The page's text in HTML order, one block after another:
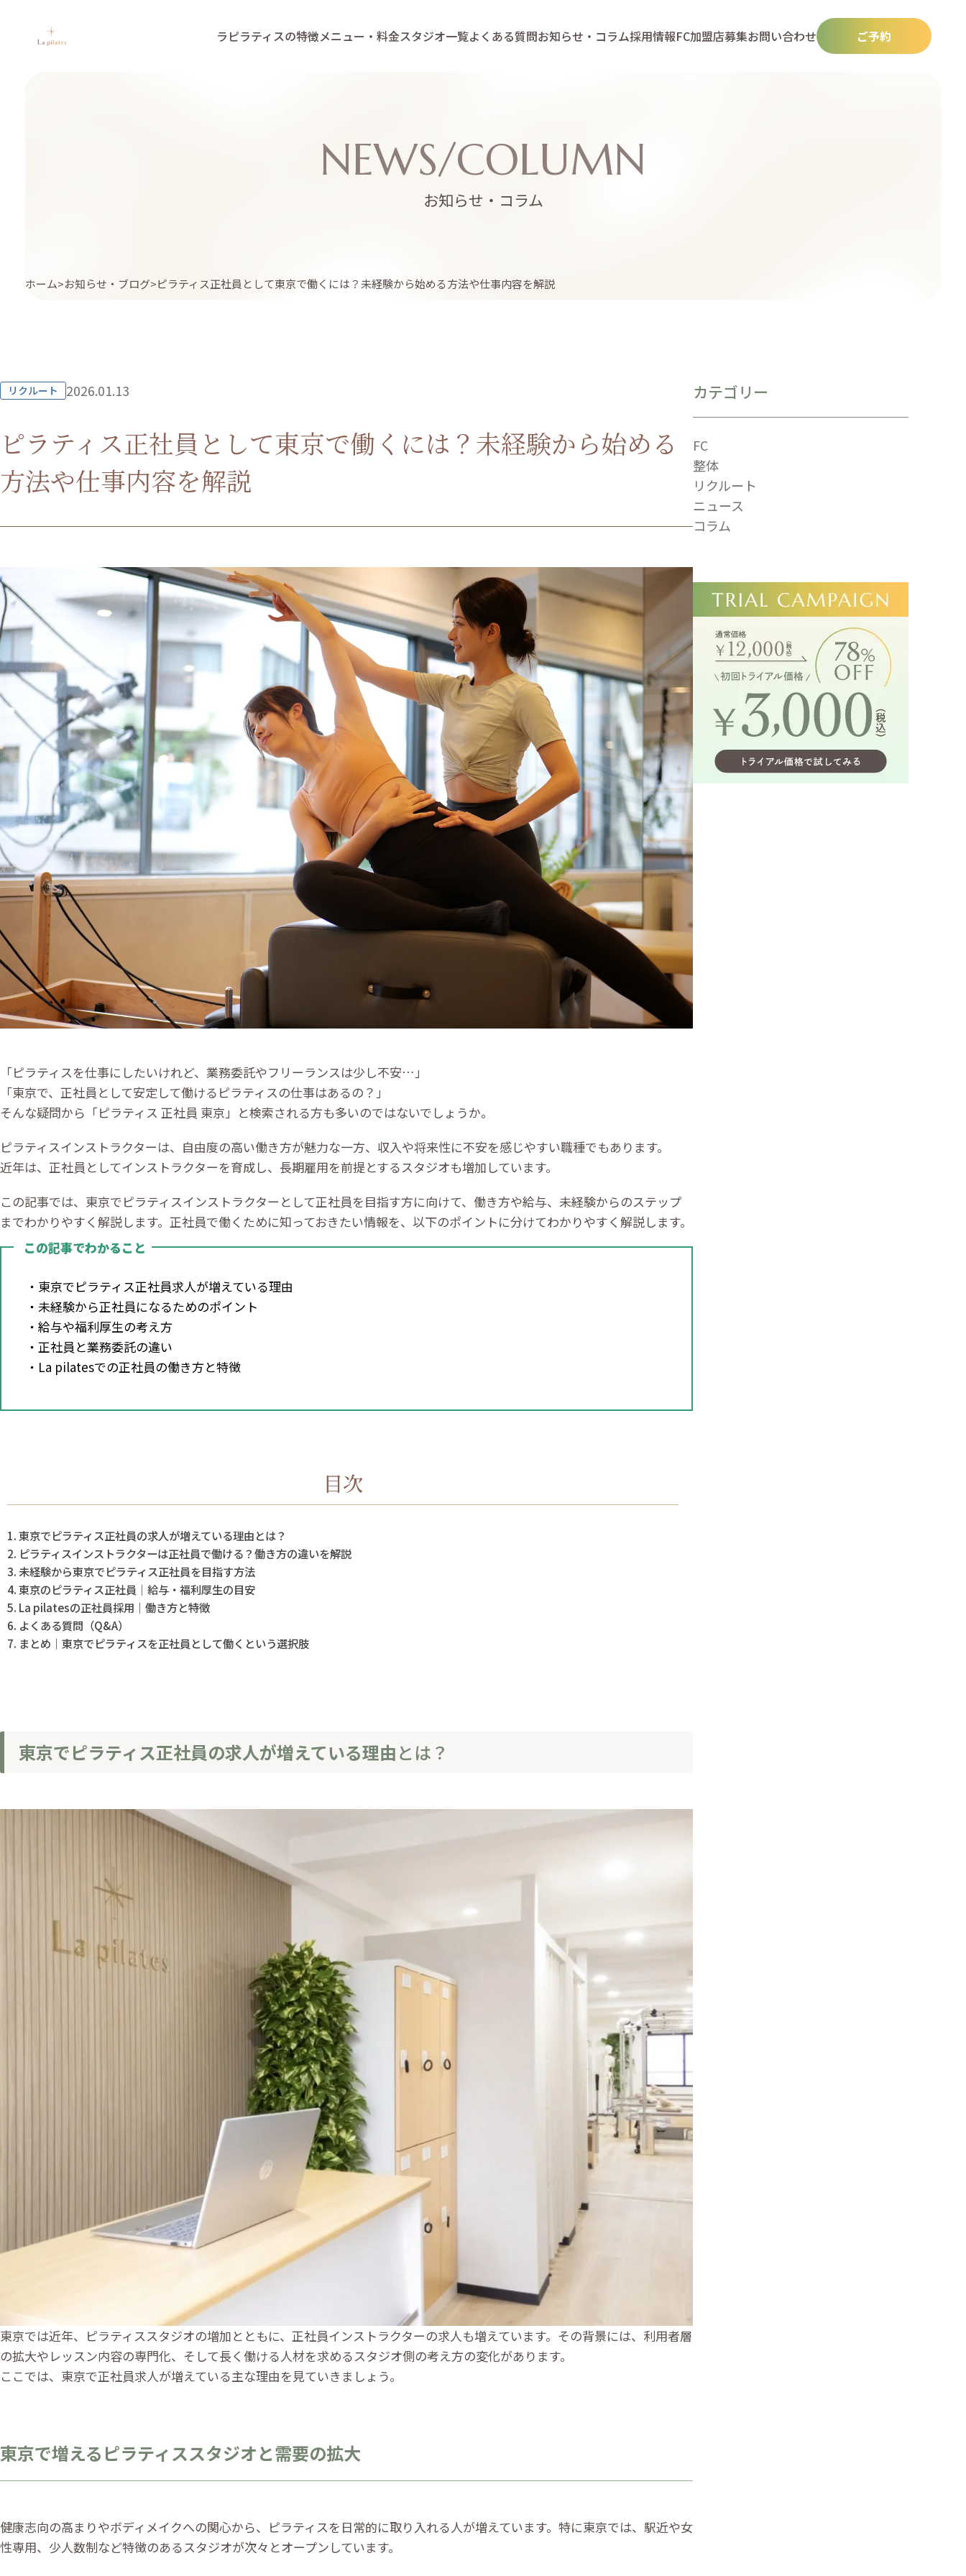
ラピラティスの特徴メニュー・料金スタジオ一覧よくある質問お知らせ・コラム採用情報FC加盟店募集お問い合わせ ご予約
NEWS/COLUMN
お知らせ・コラム
ホーム お知らせ・ブログ ピラティス正社員として東京で働くには？未経験から始める方法や仕事内容を解説
リクルート 2026.01.13
ピラティス正社員として東京で働くには？未経験から始める
方法や仕事内容を解説
「ピラティスを仕事にしたいけれど、業務委託やフリーランスは少し不安…」
「東京で、正社員として安定して働けるピラティスの仕事はあるの？」
そんな疑問から「ピラティス 正社員 東京」と検索される方も多いのではないでしょうか。
ピラティスインストラクターは、自由度の高い働き方が魅力な一方、収入や将来性に不安を感じやすい職種でもあります。
近年は、正社員としてインストラクターを育成し、長期雇用を前提とするスタジオも増加しています。
この記事では、東京でピラティスインストラクターとして正社員を目指す方に向けて、働き方や給与、未経験からのステップ
までわかりやすく解説します。正社員で働くために知っておきたい情報を、以下のポイントに分けてわかりやすく解説します。
この記事でわかること
・東京でピラティス正社員求人が増えている理由
・未経験から正社員になるためのポイント
・給与や福利厚生の考え方
・正社員と業務委託の違い
・La pilatesでの正社員の働き方と特徴
目次
東京でピラティス正社員の求人が増えている理由とは？
ピラティスインストラクターは正社員で働ける？働き方の違いを解説
未経験から東京でピラティス正社員を目指す方法
東京のピラティス正社員｜給与・福利厚生の目安
La pilatesの正社員採用｜働き方と特徴
よくある質問（Q&A）
まとめ｜東京でピラティスを正社員として働くという選択肢
東京でピラティス正社員の求人が増えている理由とは？
東京では近年、ピラティススタジオの増加とともに、正社員インストラクターの求人も増えています。その背景には、利用者層
の拡大やレッスン内容の専門化、そして長く働ける人材を求めるスタジオ側の考え方の変化があります。
ここでは、東京で正社員求人が増えている主な理由を見ていきましょう。
東京で増えるピラティススタジオと需要の拡大
健康志向の高まりやボディメイクへの関心から、ピラティスを日常的に取り入れる人が増えています。特に東京では、駅近や女
性専用、少人数制など特徴のあるスタジオが次々とオープンしています。
カテゴリー
FC
整体
リクルート
ニュース
コラム